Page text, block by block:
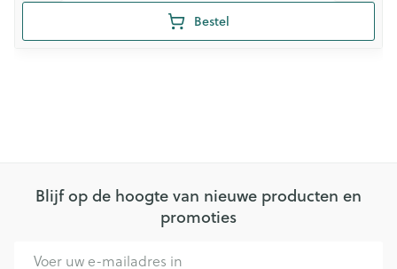
Bestel
Blijf op de hoogte van nieuwe producten en
promoties